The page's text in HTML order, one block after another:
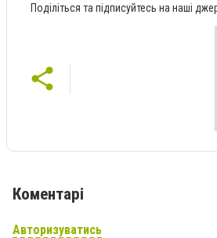
Поділіться та підписуйтесь на наші
Коментарі
Авторизуватись